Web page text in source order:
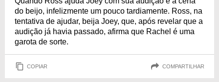
do beijo, infelizmente um pouco tardiamente. Ross, na
tentativa de ajudar, beija Joey, que, após revelar que a
audição já havia passado, afirma que Rachel é uma
garota de sorte.
COPIAR COMPARTILHAR